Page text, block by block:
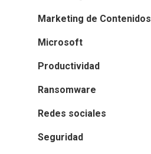
Marketing de Contenidos
Microsoft
Productividad
Ransomware
Redes sociales
Seguridad